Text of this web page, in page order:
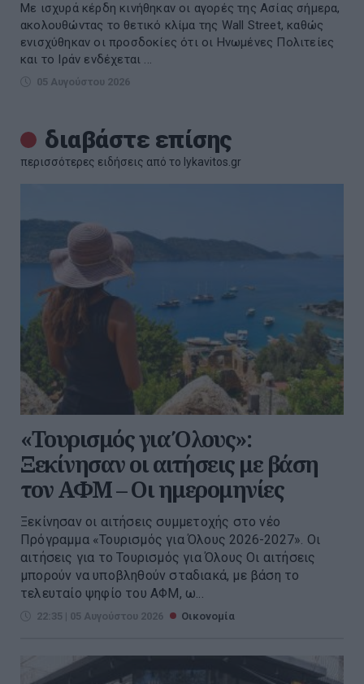
Με ισχυρά κέρδη κινήθηκαν οι αγορές της Ασίας σήμερα,
ακολουθώντας το θετικό κλίμα της Wall Street, καθώς
ενισχύθηκαν οι προσδοκίες ότι οι Ηνωμένες Πολιτείες
και το Ιράν ενδέχεται ...
05 Αυγούστου 2026
διαβάστε επίσης
περισσότερες ειδήσεις από το lykavitos.gr
«Τουρισμός για Όλους»:
Ξεκίνησαν οι αιτήσεις με βάση
τον ΑΦΜ – Οι ημερομηνίες
Ξεκίνησαν οι αιτήσεις συμμετοχής στο νέο
Πρόγραμμα «Τουρισμός για Όλους 2026-2027». Οι
αιτήσεις για το Τουρισμός για Όλους Οι αιτήσεις
μπορούν να υποβληθούν σταδιακά, με βάση το
τελευταίο ψηφίο του ΑΦΜ, ω...
22:35 | 05 Αυγούστου 2026 Οικονομία